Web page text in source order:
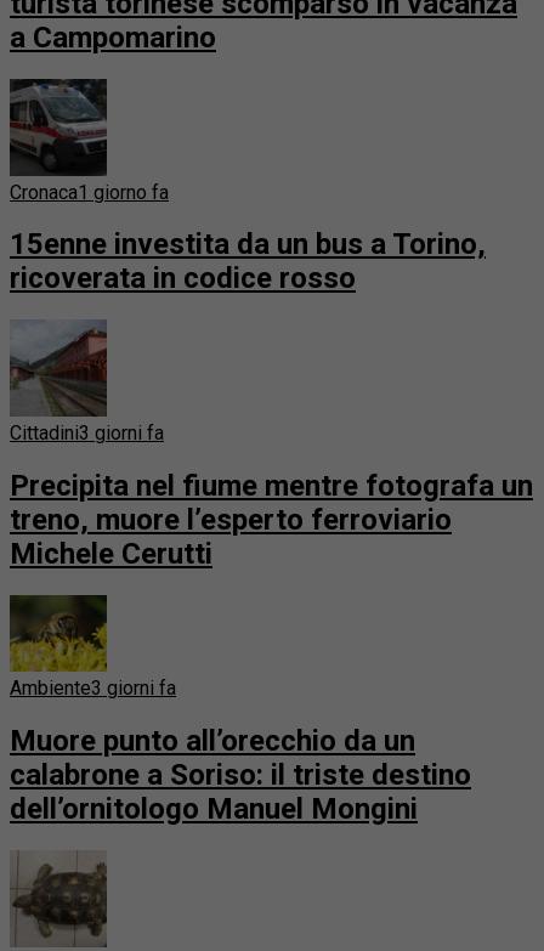
a Campomarino
Cronaca1 giorno fa
15enne investita da un bus a Torino,
ricoverata in codice rosso
Cittadini3 giorni fa
Precipita nel fiume mentre fotografa un
treno, muore l’esperto ferroviario
Michele Cerutti
Ambiente3 giorni fa
Muore punto all’orecchio da un
calabrone a Soriso: il triste destino
dell’ornitologo Manuel Mongini